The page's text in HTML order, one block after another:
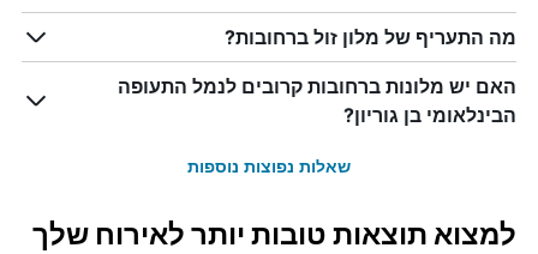
מה התעריף של מלון זול ברחובות?
האם יש מלונות ברחובות קרובים לנמל התעופה
הבינלאומי בן גוריון?
שאלות נפוצות נוספות
למצוא תוצאות טובות יותר לאירוח שלך